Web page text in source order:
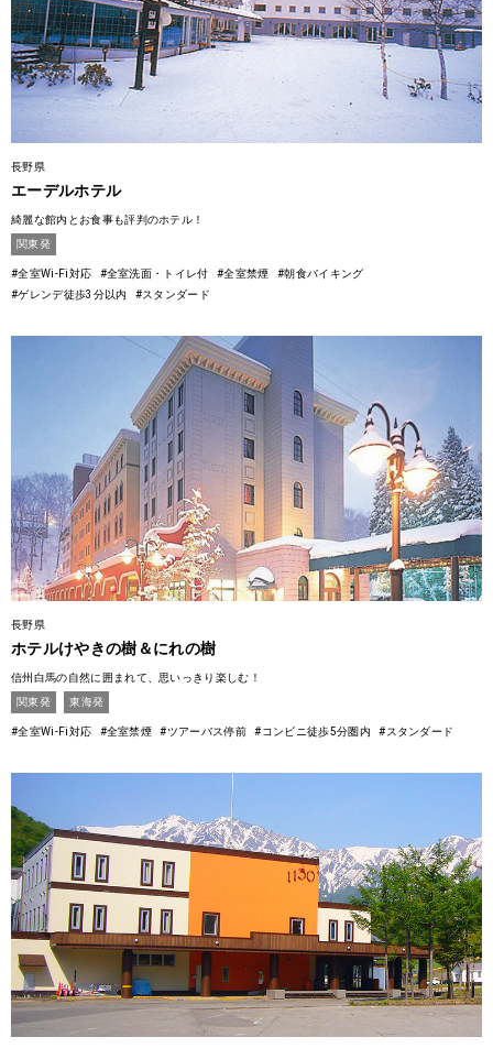
長野県
エーデルホテル
綺麗な館内とお食事も評判のホテル！
関東発
#全室Wi-Fi対応 #全室洗面・トイレ付 #全室禁煙
#朝食バイキング
#ゲレンデ徒歩3分以内
#スタンダード
長野県
ホテルけやきの樹＆にれの樹
信州白馬の自然に囲まれて、思いっきり楽しむ！
関東発
東海発
#全室Wi-Fi対応 #全室禁煙 #ツアーバス停前 #コンビニ徒歩5分圏内 #スタンダード